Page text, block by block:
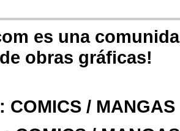
es una
obras gráficas!
: COMICS /